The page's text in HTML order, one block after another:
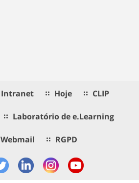
Intranet Hoje CLIP
Laboratório de e.Learning
Webmail RGPD